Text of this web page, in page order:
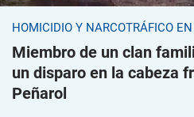
HOMICIDIO Y NARCOTRÁFICO
Miembro de un clan
un disparo en la cabeza
Peñarol